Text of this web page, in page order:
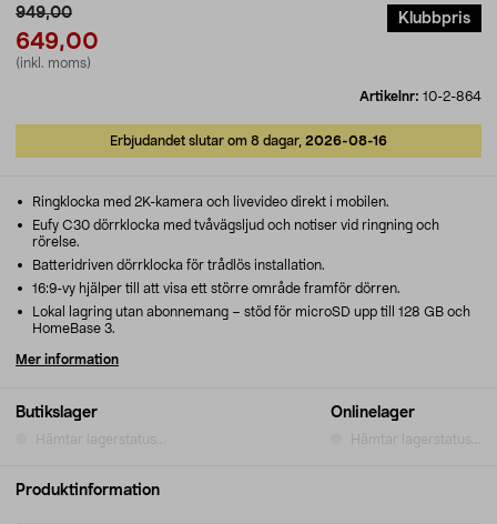
949,00
649,00
(inkl. moms)
Klubbpris
Artikelnr: 10-2-864
Erbjudandet slutar om 8 dagar, 2026-08-16
Butikslager
Hämtar lagerstatus...
Onlinelager
Hämtar lagerstatus...
Ringklocka med 2K-kamera och livevideo direkt i mobilen.
Eufy C30 dörrklocka med tvåvägsljud och notiser vid ringning och
rörelse.
Batteridriven dörrklocka för trådlös installation.
16:9-vy hjälper till att visa ett större område framför dörren.
Lokal lagring utan abonnemang – stöd för microSD upp till 128 GB och
HomeBase 3.
Mer information
Produktinformation